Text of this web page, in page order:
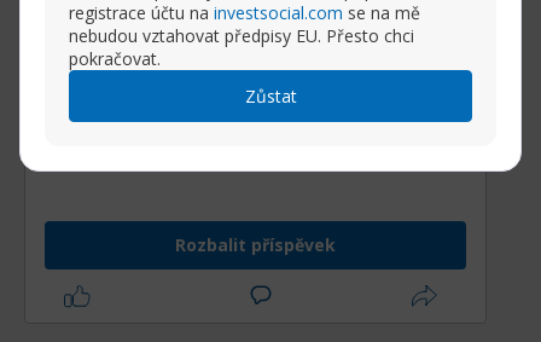
registrace účtu na investsocial.com se na mě
nebudou vztahovat předpisy EU. Přesto chci
pokračovat.
Zůstat
Aukce 30 letých německý
státních dluhopisů - výnos
3,47%.
30leté německé státní obligace (Bund)
,
která přitahuje pozornost investorů
vzhledem k tomu, že dlouhé
Rozbalit příspěvek